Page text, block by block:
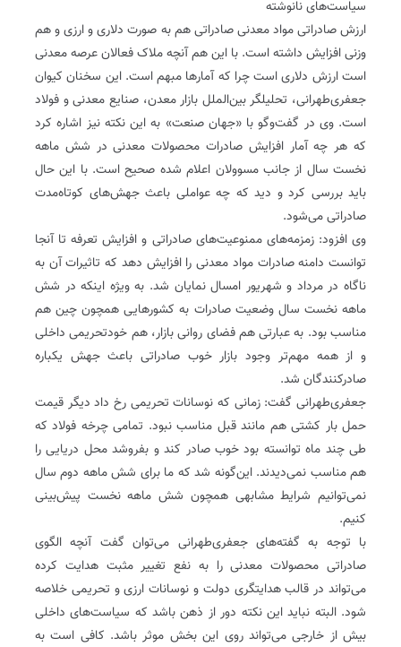
سیاست‌های نانوشته
ارزش صادراتی مواد معدنی صادراتی هم به صورت دلاری و ارزی و هم‌
وزنی افزایش داشته است. با این هم آنچه ملاک فعالان عرصه معدنی
است ارزش دلاری است چرا که آمارها مبهم است. این سخنان کیوان
جعفری‌طهرانی، تحلیلگر بین‌الملل بازار معدن، صنایع معدنی و فولاد
است. وی در گفت‌وگو با «جهان صنعت» به این نکته نیز اشاره کرد
که هر چه آمار افزایش صادرات محصولات معدنی در شش ماهه
نخست سال از جانب مسوولان اعلام شده صحیح است. با این حال
باید بررسی کرد و دید که چه عواملی باعث جهش‌های کوتاه‌مدت
صادراتی می‌شود.‌
وی افزود: زمزمه‌های ممنوعیت‌های صادراتی و افزایش تعرفه تا آنجا
توانست دامنه صادرات مواد معدنی را افزایش دهد که تاثیرات آن به
ناگاه در مرداد و شهریور امسال نمایان شد. به ویژه اینکه در شش
ماهه نخست سال وضعیت صادرات به کشورهایی همچون چین هم
مناسب بود. به عبارتی هم فضای روانی بازار، هم خودتحریمی داخلی
و از همه مهم‌تر وجود بازار خوب صادراتی باعث جهش یکباره
صادر‌کنندگان شد.
‌جعفری‌طهرانی گفت: زمانی که نوسانات تحریمی رخ داد دیگر قیمت
حمل بار کشتی هم مانند قبل مناسب نبود. تمامی چرخه فولاد که
طی چند ماه توانسته بود خوب صادر کند و بفروشد محل دریایی را
هم مناسب نمی‌دیدند. این‌گونه شد که ما برای شش ماهه دوم سال
نمی‌توانیم شرایط مشابهی همچون شش ماهه نخست پیش‌بینی
کنیم.
با توجه به گفته‌های جعفری‌طهرانی می‌توان گفت آنچه الگوی
صادراتی محصولات معدنی را به نفع تغییر مثبت هدایت کرده
می‌تواند در قالب هدایتگری دولت و نوسانات ارزی و تحریمی خلاصه
شود. البته نباید این نکته دور از ذهن باشد که سیاست‌های داخلی
بیش از خارجی می‌تواند روی این بخش موثر باشد. کافی است به